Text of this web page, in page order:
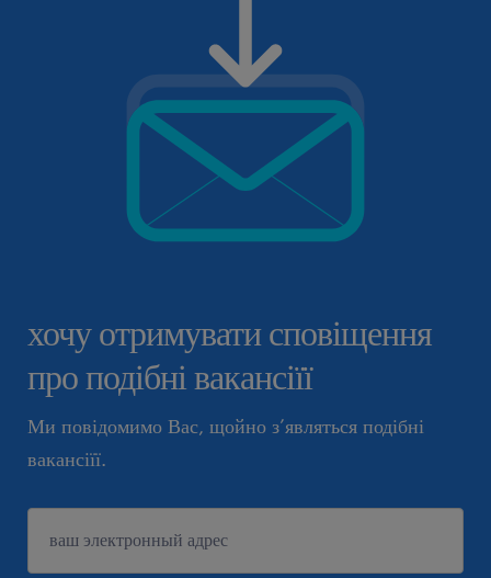
хочу отримувати сповіщення
про подібні вакансіїї
Ми повідомимо Вас, щойно з’являться подібні
вакансіїї.